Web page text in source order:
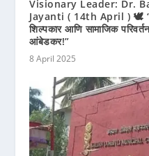
Visionary Leader: Dr.
Jayanti ( 14th April ) 🕊️
शिल्पकार आणि सामाजिक
आंबेडकर!”
8 April 2025